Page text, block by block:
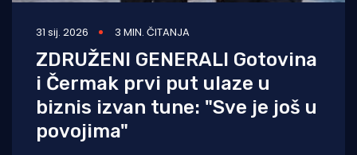
31 sij. 2026 3 MIN. ČITANJA
ZDRUŽENI GENERALI Gotovina
i Čermak prvi put ulaze u
biznis izvan tune: "Sve je još u
povojima"